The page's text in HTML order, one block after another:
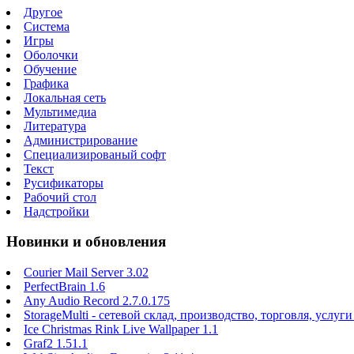
Другое
Система
Игры
Оболочки
Обучение
Графика
Локальная сеть
Мультимедиа
Литература
Администрирование
Специализированый софт
Текст
Русификаторы
Рабочий стол
Надстройки
Новинки и обновления
Courier Mail Server 3.02
PerfectBrain 1.6
Any Audio Record 2.7.0.175
StorageMulti - сетевой склад, производство, торговля,
Ice Christmas Rink Live Wallpaper 1.1
Graf2 1.51.1